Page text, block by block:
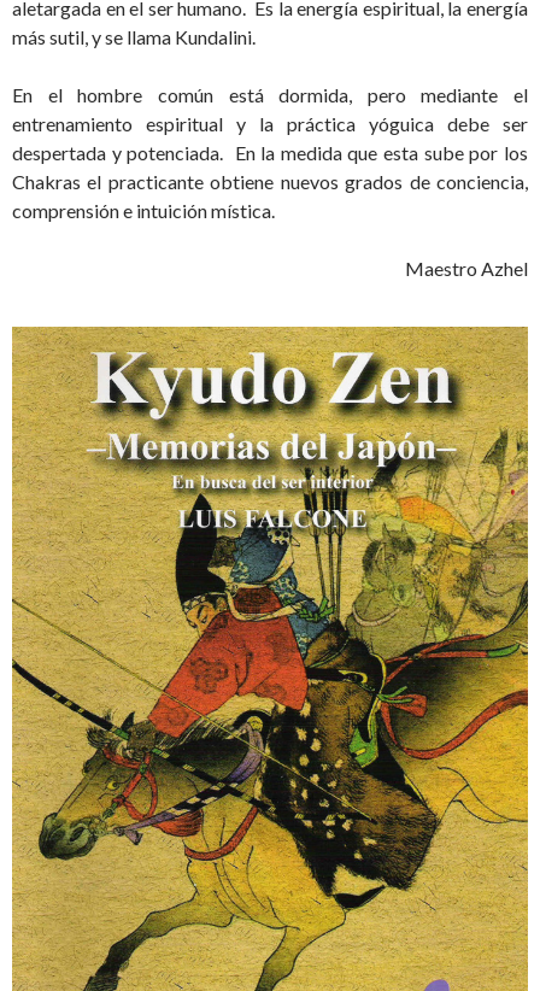
aletargada en el ser humano. Es la energía espiritual, la energía
más sutil, y se llama Kundalini.
En el hombre común está dormida, pero mediante el
entrenamiento espiritual y la práctica yóguica debe ser
despertada y potenciada. En la medida que esta sube por los
Chakras el practicante obtiene nuevos grados de conciencia,
comprensión e intuición mística.
Maestro Azhel